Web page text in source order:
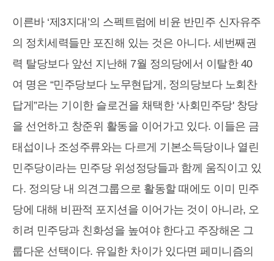
이른바 ‘제3지대’의 스펙트럼에 비윤 반민주 신자유주
의 정치세력들만 포진해 있는 것은 아니다. 세번째권
력 탈당보다 앞선 지난해 7월 정의당에서 이탈한 40
여 명은 “민주당보다 노무현답게, 정의당보다 노회찬
답게”라는 기이한 슬로건을 채택한 ‘사회민주당' 창당
을 선언하고 창준위 활동을 이어가고 있다. 이들은 금
태섭이나 조성주류와는 다르게 기본소득당이나 열린
민주당이라는 민주당 위성정당들과 함께 움직이고 있
다. 정의당 내 의견그룹으로 활동할 때에도 이미 민주
당에 대해 비판적 포지션을 이어가는 것이 아니라, 오
히려 민주당과 친화성을 높여야 한다고 주장해온 그
룹다운 선택이다. 유일한 차이가 있다면 페미니즘의